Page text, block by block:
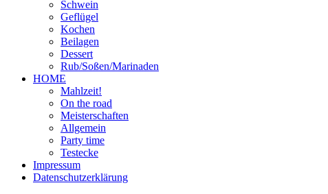
Schwein
Geflügel
Kochen
Beilagen
Dessert
Rub/Soßen/Marinaden
HOME
Mahlzeit!
On the road
Meisterschaften
Allgemein
Party time
Testecke
Impressum
Datenschutzerklärung